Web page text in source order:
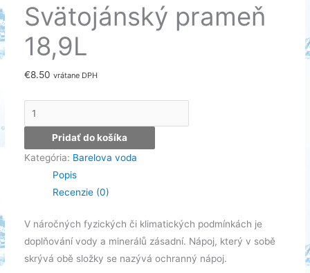
Svätojánský prameň
18,9L
€8.50 vrátane DPH
množstvo
Svätojánský
prameň
18,9L
Pridať do košíka
Kategória: Barelova voda
Popis
Recenzie (0)
V náročných fyzických či klimatických podmínkách je
doplňování vody a minerálů zásadní. Nápoj, který v sobě
skrývá obě složky se nazývá ochranný nápoj.